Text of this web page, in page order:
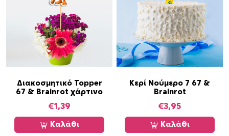
Διακοσμητικό Topper
67 & Brainrot χάρτινο
€1,39
Καλάθι
Κερί Νούμερο 7 67 &
Brainrot
€3,95
Καλάθι